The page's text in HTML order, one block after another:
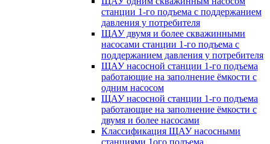
станции 1-го подъема с поддержанием
давления у потребителя
ЩАУ двумя и более скважинными
насосами станции 1-го подъема с
поддержанием давления у потребителя
ЩАУ насосной станции 1-го подъема
работающие на заполнение ёмкости с
одним насосом
ЩАУ насосной станции 1-го подъема
работающие на заполнение ёмкости с
двумя и более насосами
Классификация ЩАУ насосными
станциями 1ого подъема